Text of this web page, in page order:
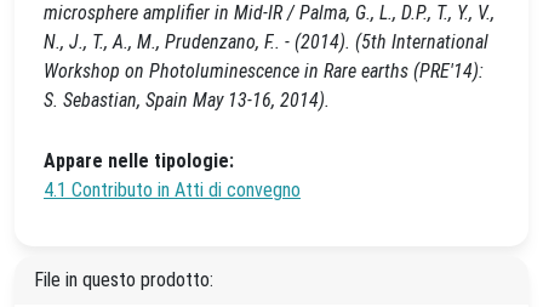
microsphere amplifier in Mid-IR / Palma, G., L., D.P., T., Y., V.,
N., J., T., A., M., Prudenzano, F.. - (2014). (5th International
Workshop on Photoluminescence in Rare earths (PRE'14):
S. Sebastian, Spain May 13-16, 2014).
Appare nelle tipologie:
4.1 Contributo in Atti di convegno
File in questo prodotto: